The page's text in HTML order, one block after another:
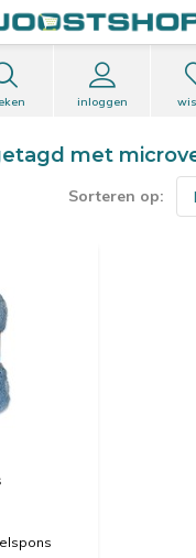
inloggen
met
Sorteren op: